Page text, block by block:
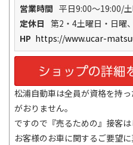
松浦自動車は全員が資格を持
がおりません。
ですので『売るための』接客は
お客様のお車に関するご要望
営業時間 平日9:00～19:00/
定休日 第2・4土曜日・日曜
HP https://www.ucar-